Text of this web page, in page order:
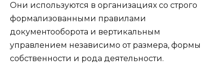
Они используются в организациях со строго
формализованными правилами
документооборота и вертикальным
управлением независимо от размера, формы
собственности и рода деятельности.